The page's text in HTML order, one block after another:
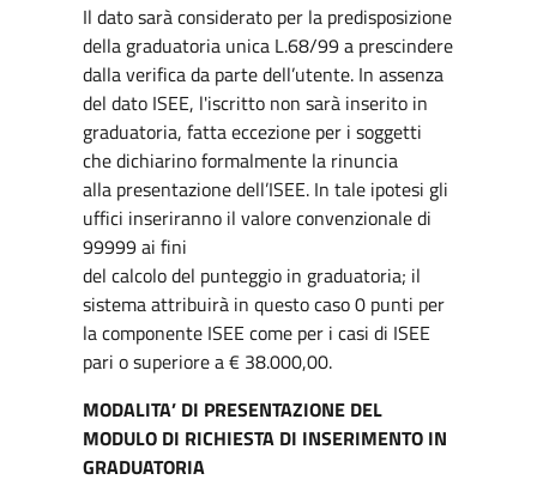
Il dato sarà considerato per la predisposizione
della graduatoria unica L.68/99 a prescindere
dalla verifica da parte dell’utente. In assenza
del dato ISEE, l'iscritto non sarà inserito in
graduatoria, fatta eccezione per i soggetti
che dichiarino formalmente la rinuncia
alla presentazione dell’ISEE. In tale ipotesi gli
uffici inseriranno il valore convenzionale di
99999 ai fini
del calcolo del punteggio in graduatoria; il
sistema attribuirà in questo caso 0 punti per
la componente ISEE come per i casi di ISEE
pari o superiore a € 38.000,00.
MODALITA’ DI PRESENTAZIONE DEL
MODULO DI RICHIESTA DI INSERIMENTO IN
GRADUATORIA